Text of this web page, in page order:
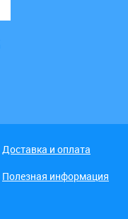
Доставка и оплата
Полезная информация